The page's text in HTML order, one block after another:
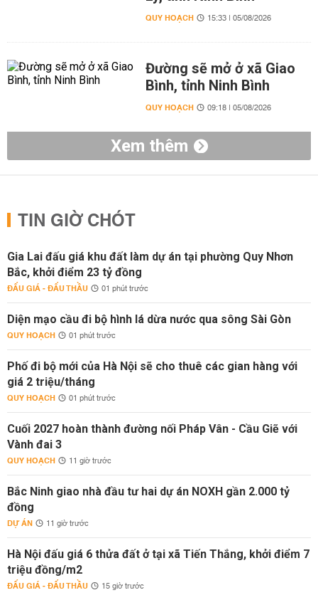
QUY HOẠCH 15:33 | 05/08/2026
Đường sẽ mở ở xã Giao
Bình, tỉnh Ninh Bình
QUY HOẠCH 09:18 | 05/08/2026
Xem thêm
TIN GIỜ CHÓT
Gia Lai đấu giá khu đất làm dự án tại phường Quy Nhơn
Bắc, khởi điểm 23 tỷ đồng
ĐẤU GIÁ - ĐẤU THẦU 01 phút trước
Diện mạo cầu đi bộ hình lá dừa nước qua sông Sài Gòn
QUY HOẠCH 01 phút trước
Phố đi bộ mới của Hà Nội sẽ cho thuê các gian hàng với
giá 2 triệu/tháng
QUY HOẠCH 01 phút trước
Cuối 2027 hoàn thành đường nối Pháp Vân - Cầu Giẽ với
Vành đai 3
QUY HOẠCH 11 giờ trước
Bắc Ninh giao nhà đầu tư hai dự án NOXH gần 2.000 tỷ
đồng
DỰ ÁN 11 giờ trước
Hà Nội đấu giá 6 thửa đất ở tại xã Tiến Thắng, khởi điểm 7
triệu đồng/m2
ĐẤU GIÁ - ĐẤU THẦU 15 giờ trước